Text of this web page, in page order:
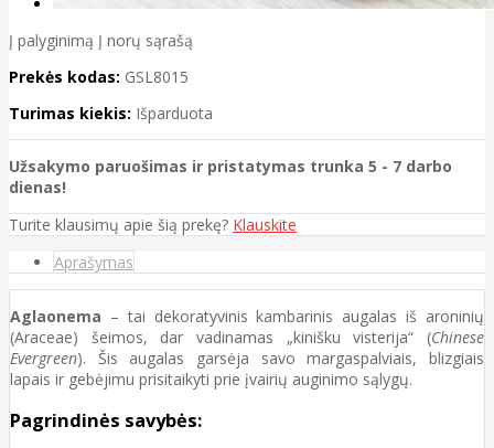
Į palyginimą Į norų sąrašą
Prekės kodas: GSL8015
Turimas kiekis: Išparduota
Užsakymo paruošimas ir pristatymas trunka 5 - 7 darbo
dienas!
Turite klausimų apie šią prekę? Klauskite
Aprašymas
Aglaonema – tai dekoratyvinis kambarinis augalas iš aroninių
(Araceae) šeimos, dar vadinamas „kinišku visterija“ (Chinese
Evergreen). Šis augalas garsėja savo margaspalviais, blizgiais
lapais ir gebėjimu prisitaikyti prie įvairių auginimo sąlygų.
Pagrindinės savybės: